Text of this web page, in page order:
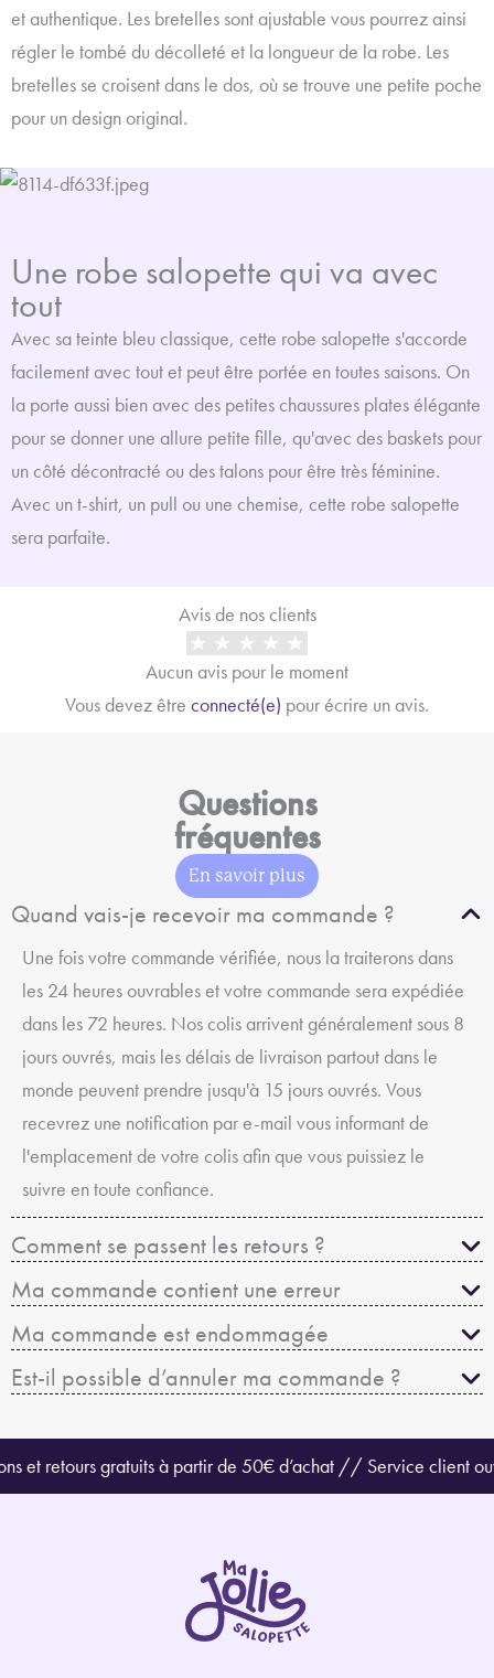
métallique qui donnent à cette pièce une allure rétro et authentique.
Les bretelles sont ajustable vous pourrez ainsi régler le tombé du
décolleté et la longueur de la robe. Les bretelles se croisent dans le
dos, où se trouve une petite poche pour un design original.
Une robe salopette qui va avec
tout
Avec sa teinte bleu classique, cette robe salopette s'accorde
facilement avec tout et peut être portée en toutes saisons. On la porte
aussi bien avec des petites chaussures plates élégante pour se
donner une allure petite fille, qu'avec des baskets pour un côté
décontracté ou des talons pour être très féminine. Avec un t-shirt, un
pull ou une chemise, cette robe salopette sera parfaite.
Vous devez êtreconnecté(e)pour écrire un avis.
Questions
Quand vais-je recevoir ma commande ?
Une fois votre commande vérifiée, nous la traiterons dans
les 24 heures ouvrables et votre commande sera expédiée
dans les 72 heures. Nos colis arrivent généralement sous 8
jours ouvrés, mais les délais de livraison partout dans le
monde peuvent prendre jusqu'à 15 jours ouvrés. Vous
recevrez une notification par e-mail vous informant de
l'emplacement de votre colis afin que vous puissiez le
suivre en toute confiance.
Comment se passent les retours ?
Ma commande contient une erreur
Ma commande est endommagée
Est-il possible d’annuler ma commande ?
et retours gratuits à partir de 50€ d’achat // Service client
et authentique. Les bretelles sont ajustable vous pourrez ainsi
régler le tombé du décolleté et la longueur de la robe. Les
bretelles se croisent dans le dos, où se trouve une petite poche
pour un design original.
Une robe salopette qui va avec
tout
Avec sa teinte bleu classique, cette robe salopette s'accorde
facilement avec tout et peut être portée en toutes saisons. On
la porte aussi bien avec des petites chaussures plates élégante
pour se donner une allure petite fille, qu'avec des baskets pour
un côté décontracté ou des talons pour être très féminine.
Avec un t-shirt, un pull ou une chemise, cette robe salopette
sera parfaite.
Avis de nos clients
Aucun avis pour le moment
Vous devez être connecté(e) pour écrire un avis.
Questions
fréquentes
En savoir plus
Quand vais-je recevoir ma commande ?
Une fois votre commande vérifiée, nous la traiterons dans
les 24 heures ouvrables et votre commande sera expédiée
dans les 72 heures. Nos colis arrivent généralement sous 8
jours ouvrés, mais les délais de livraison partout dans le
monde peuvent prendre jusqu'à 15 jours ouvrés. Vous
recevrez une notification par e-mail vous informant de
l'emplacement de votre colis afin que vous puissiez le
suivre en toute confiance.
Comment se passent les retours ?
Ma commande contient une erreur
Ma commande est endommagée
Est-il possible d’annuler ma commande ?
et retours gratuits à partir de 50€ d’achat // Service